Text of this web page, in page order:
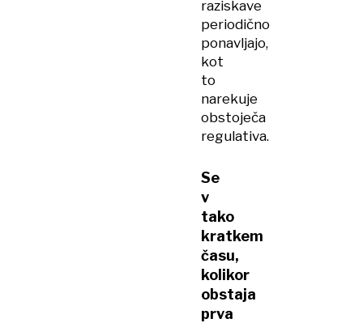
raziskave
periodično
ponavljajo,
kot
to
narekuje
obstoječa
regulativa.
Se
v
tako
kratkem
času,
kolikor
obstaja
prva